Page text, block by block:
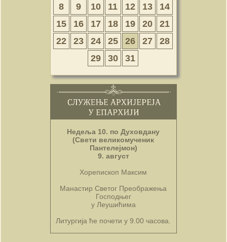
8
9 10 11 12 13
14
15
16 17 18 19 20
21
22
23 24 25 26 27
28
29
30 31
Недеља 10. по Духовдану
(Свети великомученик
Пантелејмон)
9. август
Хорепископ Максим
Манастир Светог Преображења
Господњег
у Леушићима
Литургија ће почети у 9.00 часова.